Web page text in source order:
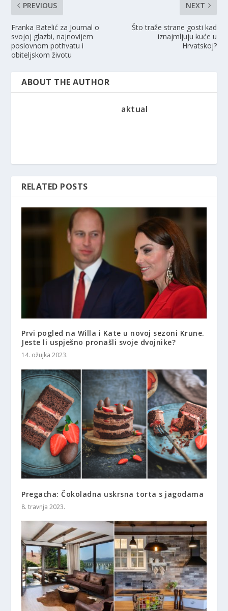
PREVIOUS
Franka Batelić za Journal o
svojoj glazbi, najnovijem
poslovnom pothvatu i
obiteljskom životu
NEXT
Što traže strane gosti kad
iznajmljuju kuće u
Hrvatskoj?
ABOUT THE AUTHOR
aktual
RELATED POSTS
Prvi pogled na Willa i Kate u novoj sezoni Krune.
Jeste li uspješno pronašli svoje dvojnike?
14. ožujka 2023.
Pregacha: Čokoladna uskrsna torta s jagodama
8. travnja 2023.